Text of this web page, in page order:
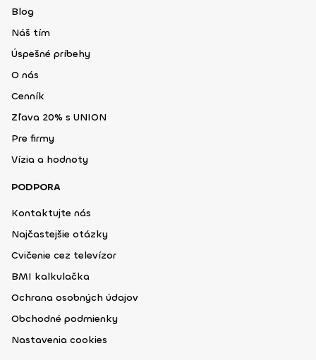
Blog
Náš tím
Úspešné príbehy
O nás
Cenník
Zľava 20% s UNION
Pre firmy
Vízia a hodnoty
PODPORA
Kontaktujte nás
Najčastejšie otázky
Cvičenie cez televízor
BMI kalkulačka
Ochrana osobných údajov
Obchodné podmienky
Nastavenia cookies